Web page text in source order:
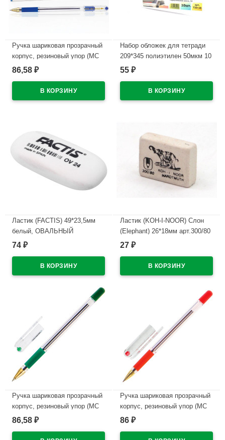
Ручка шариковая прозрачный
корпус, резиновый упор (MC
Gold) синий, 0,5мм, масло
86,58 ₽
Набор обложек для тетради
209*345 полиэтилен 50мкм 10
штук в наборе арт Т50-10
55 ₽
Ластик (FACTIS) 49*23,5мм
белый, ОВАЛЬНЫЙ
арт.ЕOV24
74 ₽
Ластик (KOH-I-NOOR) Слон
(Elephant) 26*18мм арт.300/80
В наличии
27 ₽
Ручка шариковая прозрачный
корпус, резиновый упор (MC
Gold) зеленый, 0,5мм, масло
86,58 ₽
Ручка шариковая прозрачный
корпус, резиновый упор (MC
Gold) красный, 0,5мм, масло
86 ₽